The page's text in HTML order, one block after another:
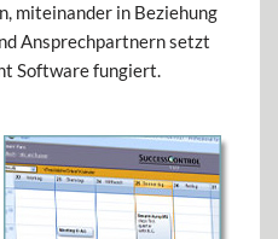
miteinander in Beziehung
Ansprechpartnern setzt
Software fungiert.